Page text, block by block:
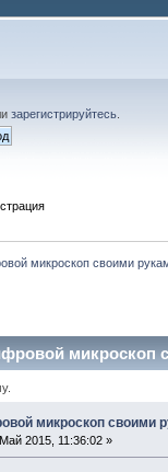
зарегистрируйтесь.
микроскоп своими
микроскоп
микроскоп своими
2015, 11:36:02 »